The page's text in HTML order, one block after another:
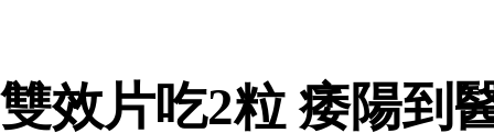
雙效片吃2粒 痿陽到